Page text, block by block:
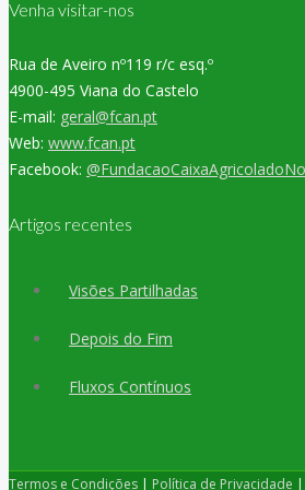
Venha visitar-nos
Rua de Aveiro nº119 r/c esq.º
4900-495 Viana do Castelo
E-mail: geral@fcan.pt
Web: www.fcan.pt
Facebook:
Artigos recentes
Visões Partilhadas
Depois do Fim
Fluxos Contínuos
Termos e Condições | Política de Privacidade |